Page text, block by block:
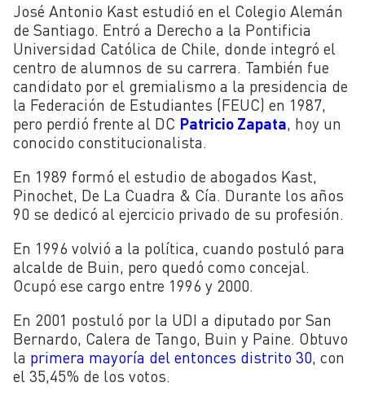
José Antonio Kast estudió en el Colegio Alemán
de Santiago. Entró a Derecho a la Pontificia
Universidad Católica de Chile, donde integró el
centro de alumnos de su carrera. También fue
candidato por el gremialismo a la presidencia de
la Federación de Estudiantes (FEUC) en 1987,
pero perdió frente al DC Patricio Zapata , hoy un
conocido constitucionalista.
En 1989 formó el estudio de abogados Kast,
Pinochet, De La Cuadra & Cía. Durante los años
90 se dedicó al ejercicio privado de su profesión.
En 1996 volvió a la política, cuando postuló para
alcalde de Buin, pero quedó como concejal.
Ocupó ese cargo entre 1996 y 2000.
En 2001 postuló por la UDI a diputado por San
Bernardo, Calera de Tango, Buin y Paine. Obtuvo
la primera mayoría del entonces distrito 30, con
el 35,45% de los votos.